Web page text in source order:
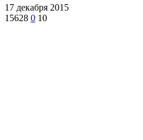
17 декабря 2015
15628 0 10